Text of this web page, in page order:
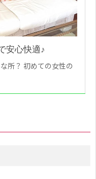
安心快適♪
所？ 初めての女性の